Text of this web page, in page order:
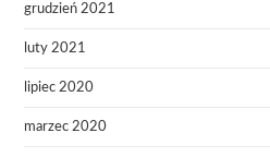
grudzień 2021
luty 2021
lipiec 2020
marzec 2020